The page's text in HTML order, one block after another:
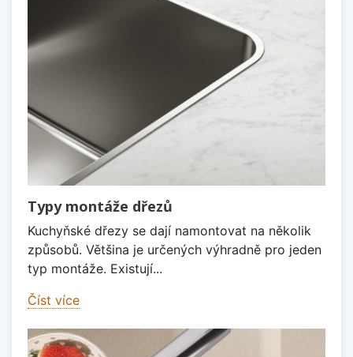
Typy montáže dřezů
Kuchyňské dřezy se dají namontovat na několik
způsobů. Většina je určených výhradně pro jeden
typ montáže. Existují...
Číst více